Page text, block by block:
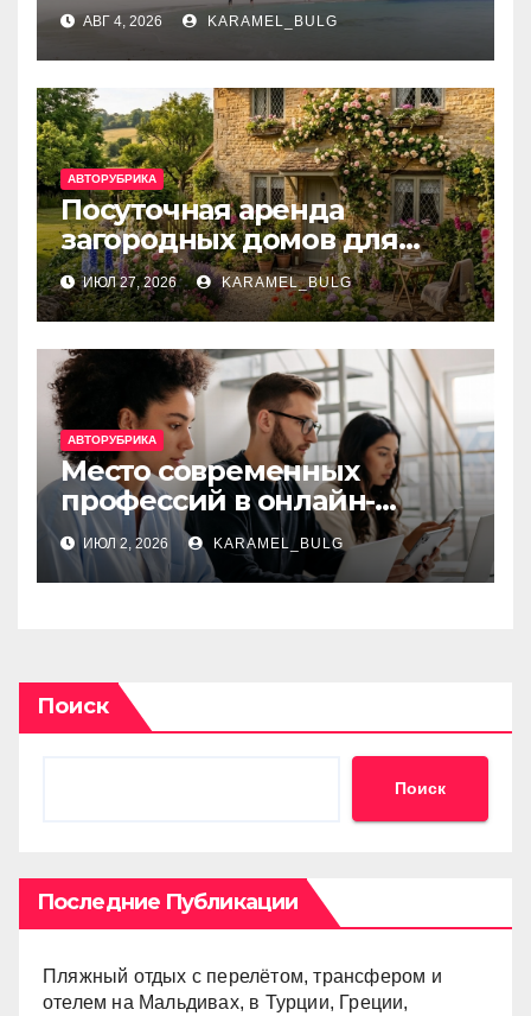
отелем на Мальдивах, в
Турции, Греции, Таиланде
и Европе
АВГ 4, 2026 KARAMEL_BULG
АВТОРУБРИКА
Посуточная аренда
загородных домов для
отдыха
ИЮЛ 27, 2026 KARAMEL_BULG
АВТОРУБРИКА
Место современных
профессий в онлайн-
образовании
ИЮЛ 2, 2026 KARAMEL_BULG
Поиск
Поиск
Последние Публикации
Пляжный отдых с перелётом, трансфером и
отелем на Мальдивах, в Турции, Греции,